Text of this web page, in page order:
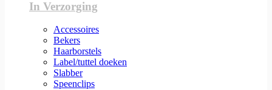
In Verzorging
Accessoires
Bekers
Haarborstels
Label/tuttel doeken
Slabber
Speenclips